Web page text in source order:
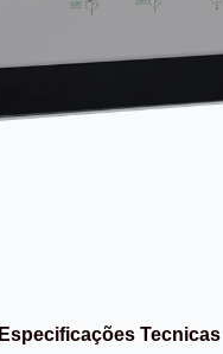
Especificações Tecnicas